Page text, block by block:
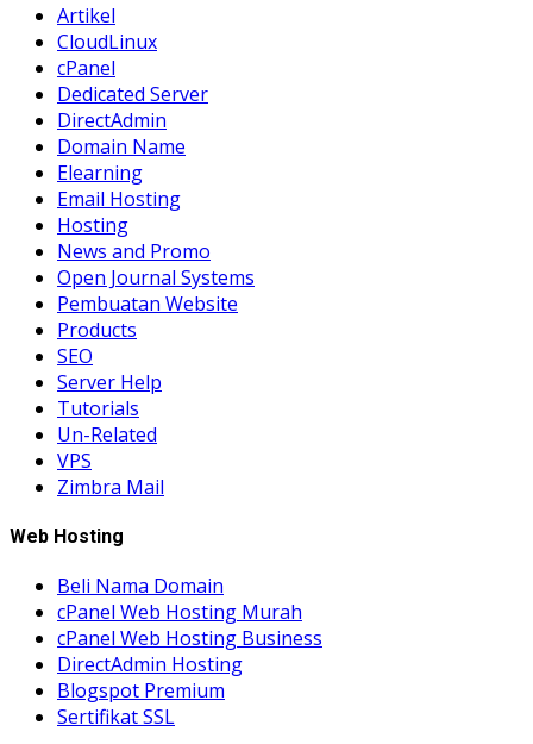
Artikel
CloudLinux
cPanel
Dedicated Server
DirectAdmin
Domain Name
Elearning
Email Hosting
Hosting
News and Promo
Open Journal Systems
Pembuatan Website
Products
SEO
Server Help
Tutorials
Un-Related
VPS
Zimbra Mail
Web Hosting
Beli Nama Domain
cPanel Web Hosting Murah
cPanel Web Hosting Business
DirectAdmin Hosting
Blogspot Premium
Sertifikat SSL